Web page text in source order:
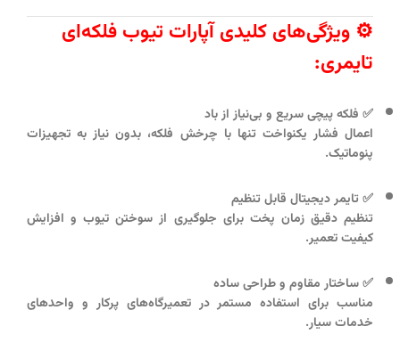
⚙️ ویژگی‌های کلیدی آپارات تیوب فلکه‌ای
تایمری:
✅ فلکه پیچی سریع و بی‌نیاز از باد
اعمال فشار یکنواخت تنها با چرخش فلکه، بدون نیاز به تجهیزات
پنوماتیک.
✅ تایمر دیجیتال قابل تنظیم
تنظیم دقیق زمان پخت برای جلوگیری از سوختن تیوب و افزایش
کیفیت تعمیر.
✅ساختار مقاوم و طراحی ساده
مناسب برای استفاده مستمر در تعمیرگاه‌های پرکار و واحدهای
خدمات سیار.